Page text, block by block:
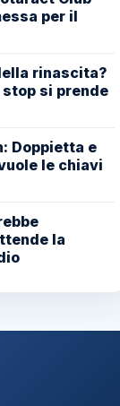
per il
rinascita?
si prende
Doppietta e
le chiavi
la